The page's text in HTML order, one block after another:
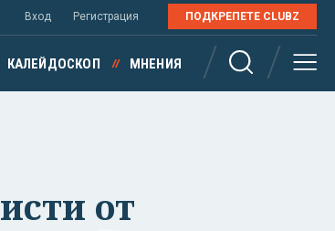
Вход Регистрация ПОДКРЕПЕТЕ CLUBZ
КАЛЕЙДОСКОП МНЕНИЯ
от